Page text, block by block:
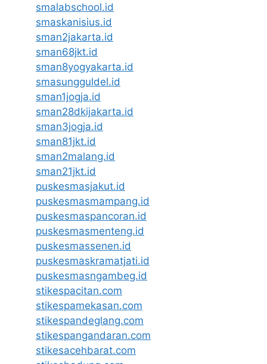
smalabschool.id
smaskanisius.id
sman2jakarta.id
sman68jkt.id
sman8yogyakarta.id
smasungguldel.id
sman1jogja.id
sman28dkijakarta.id
sman3jogja.id
sman81jkt.id
sman2malang.id
sman21jkt.id
puskesmasjakut.id
puskesmasmampang.id
puskesmaspancoran.id
puskesmasmenteng.id
puskesmassenen.id
puskesmaskramatjati.id
puskesmasngambeg.id
stikespacitan.com
stikespamekasan.com
stikespandeglang.com
stikespangandaran.com
stikesacehbarat.com